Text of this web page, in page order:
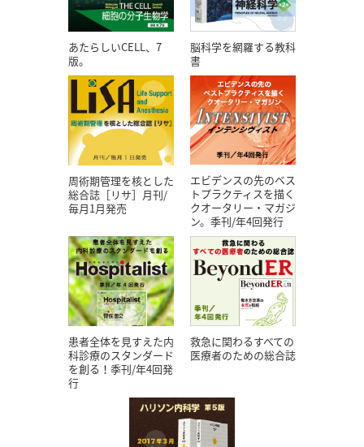
あたらしいCELL、7
版。
脳科学を網羅する教科
書
周術期管理を核とした
総合誌［リサ］月刊/
毎月1月発売
エビデンスの先のベス
トプラクティスを描く
クオータリー・マガジ
ン。季刊/年4回発行
患者全体を見すえた内
科診療のスタンダード
を創る！季刊/年4回発
行
救急に関わるすべての
医療者のための総合誌